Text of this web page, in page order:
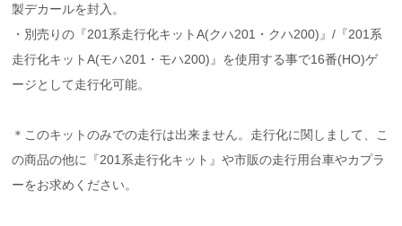
製デカールを封入。
・別売りの『201系走行化キットA(クハ201・クハ200)』/『201系
走行化キットA(モハ201・モハ200)』を使用する事で16番(HO)ゲ
ージとして走行化可能。
＊このキットのみでの走行は出来ません。走行化に関しまして、こ
の商品の他に『201系走行化キット』や市販の走行用台車やカプラ
ーをお求めください。